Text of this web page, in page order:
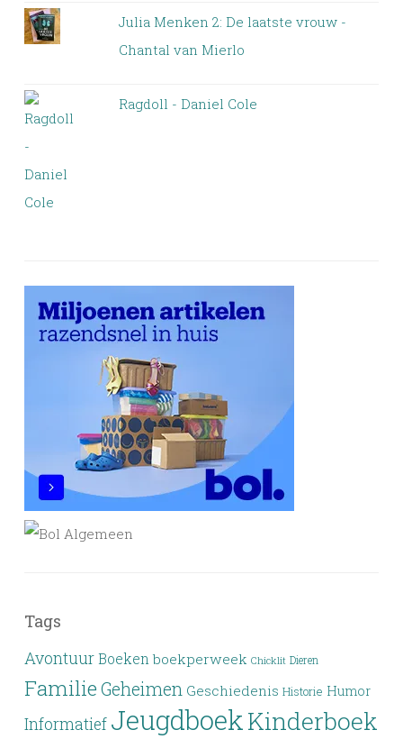
Julia Menken 2: De laatste vrouw -
Chantal van Mierlo
Ragdoll - Daniel Cole
Tags
Avontuur Boeken boekperweek Chicklit Dieren
Familie Geheimen Geschiedenis Historie Humor
Informatief JeugdboekKinderboek